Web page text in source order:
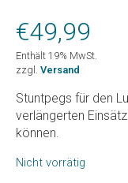
€49,99
Enthält 19% MwSt.
zzgl. Versand
Stuntpegs für den
verlängerten
können.
Nicht vorrätig